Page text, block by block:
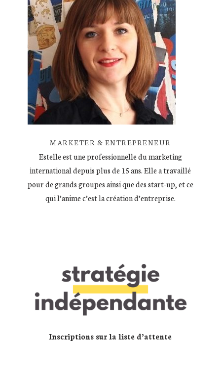
MARKETER & ENTREPRENEUR
Estelle est une professionnelle du marketing
international depuis plus de 15 ans. Elle a travaillé
pour de grands groupes ainsi que des start-up, et ce
qui l’anime c’est la création d’entreprise.
Inscriptions sur la liste d’attente